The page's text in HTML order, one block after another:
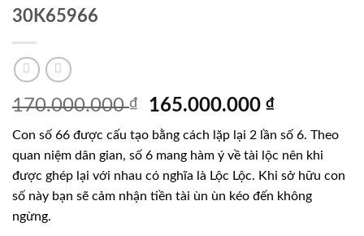
30K65966
170.000.000₫
Giá
gốc
là:
170.000.000 ₫.
165.000.000₫Giá
hiện
tại
là:
Con số 66 được cấu tạo bằng cách lặp lại 2 lần số 6. Theo
quan niệm dân gian, số 6 mang hàm ý về tài lộc nên khi
được ghép lại với nhau có nghĩa là Lộc Lộc. Khi sở hữu con
số này bạn sẽ cảm nhận tiền tài ùn ùn kéo đến không
ngừng.